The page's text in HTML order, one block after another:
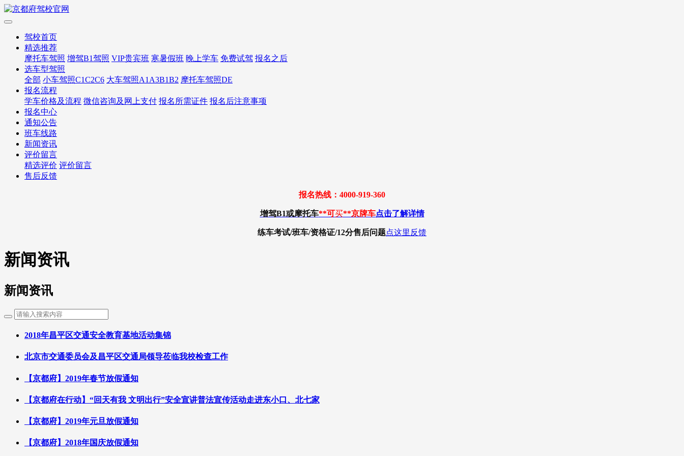
驾校首页
精选推荐
摩托车驾照 增驾B1驾照 VIP贵宾班 寒暑假班 晚上学车 免费试驾 报名之后
选车型驾照
全部 小车驾照C1C2C6 大车驾照A1A3B1B2 摩托车驾照DE
报名流程
学车价格及流程 微信咨询及网上支付 报名所需证件 报名后注意事项
报名中心
通知公告
班车线路
新闻资讯
评价留言
精选评价 评价留言
售后反馈
报名热线：4000-919-360
增驾B1或摩托车**可买**京牌车点击了解详情
练车考试/班车/资格证/12分售后问题点这里反馈
新闻资讯
新闻资讯
2018年昌平区交通安全教育基地活动集锦
北京市交通委员会及昌平区交通局领导莅临我校检查工作
【京都府】2019年春节放假通知
【京都府在行动】“回天有我 文明出行”安全宣讲普法宣传活动走进东小口、北七家
【京都府】2019年元旦放假通知
【京都府】2018年国庆放假通知